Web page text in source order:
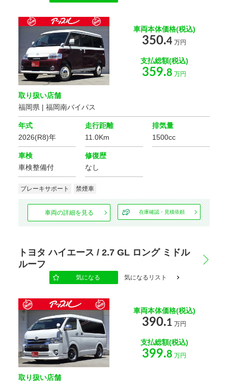
車両本体価格(税込)
350.4 万円
支払総額(税込)
359.8 万円
取り扱い店舗
福岡県 | 福岡南バイパス
年式
2026(R8)年
走行距離
11.0Km
排気量
1500cc
車検
車検整備付
修復歴
なし
ブレーキサポート 禁煙車
車両の詳細を見る 在庫確認・見積依頼
トヨタ ハイエース / 2.7 GL ロング ミドル
ルーフ
気になる 気になるリスト
車両本体価格(税込)
390.1 万円
支払総額(税込)
399.8 万円
取り扱い店舗